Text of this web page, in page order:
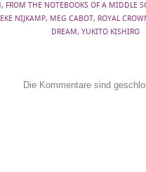
, FROM THE NOTEBOOKS OF A MIDDLE
NIJKAMP, MEG CABOT, ROYAL
DREAM, YUKITO KISHIRO
Die Kommentare sind